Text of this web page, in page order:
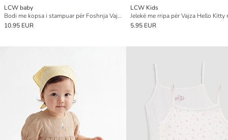
LCW baby
Bodi me kopsa i stampuar për Foshnja Vajza Minnie Mouse, Dy pako
10.95 EUR
LCW Kids
5.95 EUR